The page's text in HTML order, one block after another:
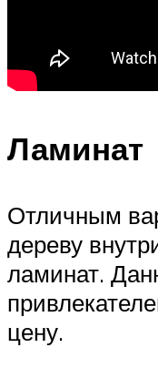
Ламинат
Отличным
дереву
ламинат.
цену.